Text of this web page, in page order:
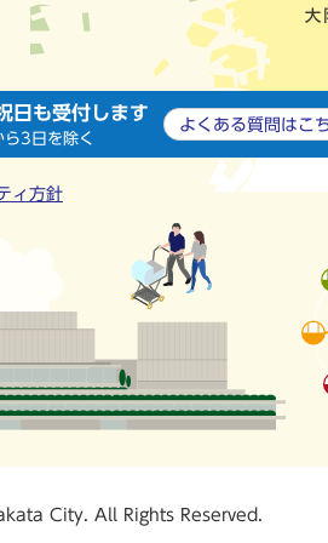
日も受付します
3日を除く
よくある質問は こ
ィ方針
City. All Rights Reserved.